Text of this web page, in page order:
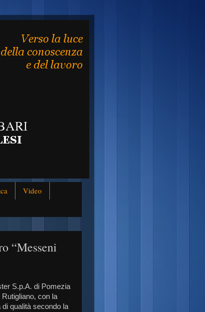
Video
“Messeni
S.p.A. di Pomezia
con la
di qualità secondo la